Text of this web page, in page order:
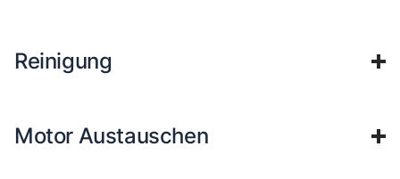
Reinigung
Motor Austauschen